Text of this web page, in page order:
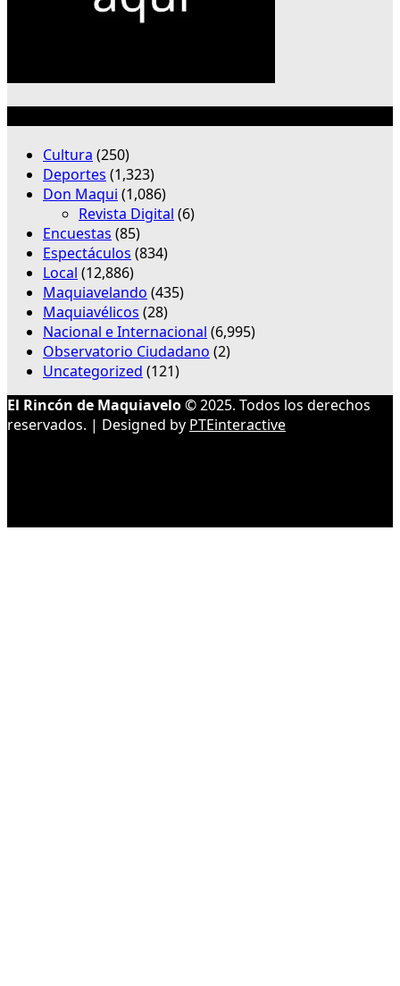
Cultura (250)
Deportes (1,323)
Don Maqui (1,086)
Revista Digital (6)
Encuestas (85)
Espectáculos (834)
Local (12,886)
Maquiavelando (435)
Maquiavélicos (28)
Nacional e Internacional (6,995)
Observatorio Ciudadano (2)
Uncategorized (121)
El Rincón de Maquiavelo© 2025. Todos los derechos
reservados. | Designed by PTEinteractive